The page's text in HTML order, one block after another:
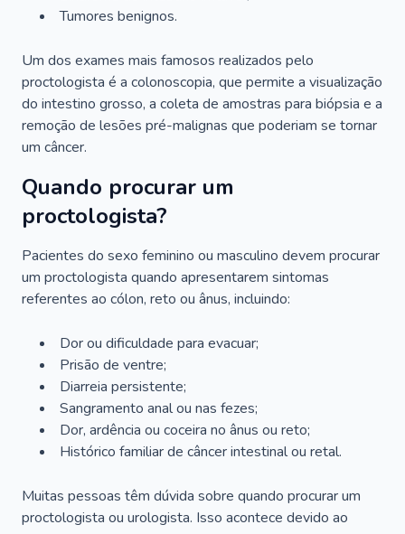
Tumores benignos.
Um dos exames mais famosos realizados pelo
proctologista é a colonoscopia, que permite a visualização
do intestino grosso, a coleta de amostras para biópsia e a
remoção de lesões pré-malignas que poderiam se tornar
um câncer.
Quando procurar um
proctologista?
Pacientes do sexo feminino ou masculino devem procurar
um proctologista quando apresentarem sintomas
referentes ao cólon, reto ou ânus, incluindo:
Dor ou dificuldade para evacuar;
Prisão de ventre;
Diarreia persistente;
Sangramento anal ou nas fezes;
Dor, ardência ou coceira no ânus ou reto;
Histórico familiar de câncer intestinal ou retal.
Muitas pessoas têm dúvida sobre quando procurar um
proctologista ou urologista. Isso acontece devido ao